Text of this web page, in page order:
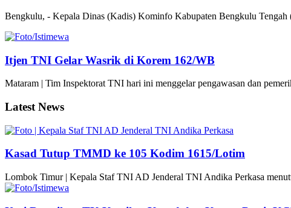
Bengkulu, - Kepala Dinas (Kadis) Kominfo Kabupaten Bengkulu
Itjen TNI Gelar Wasrik di Korem 162/WB
Mataram | Tim Inspektorat TNI hari ini menggelar pengawasan dan
Latest News
Kasad Tutup TMMD ke 105 Kodim 1615/Lotim
Lombok Timur | Kepala Staf TNI AD Jenderal TNI Andika Perkasa